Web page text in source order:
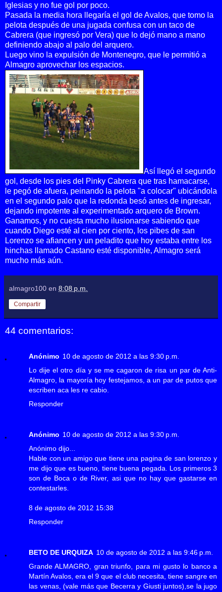
Iglesias y no fue gol por poco.
Pasada la media hora llegaría el gol de Avalos, que tomo la
pelota después de una jugada confusa con un taco de
Cabrera (que ingresó por Vera) que lo dejó mano a mano
definiendo abajo al palo del arquero.
Luego vino la expulsión de Montenegro, que le permitió a
Almagro aprovechar los espacios.
Así llegó el segundo
gol, desde los pies del Pinky Cabrera que tras hamacarse,
le pegó de afuera, peinando la pelota "a colocar" ubicándola
en el segundo palo que la redonda besó antes de ingresar,
dejando impotente al experimentado arquero de Brown.
Ganamos, y no cuesta mucho ilusionarse sabiendo que
cuando Diego esté al cien por ciento, los pibes de san
Lorenzo se afiancen y un peladito que hoy estaba entre los
hinchas llamado Castano esté disponible, Almagro será
mucho más aún.
almagro100 en 8:08 p.m.
Compartir
44 comentarios:
Anónimo 10 de agosto de 2012 a las 9:30 p.m.
Lo dije el otro día y se me cagaron de risa un par de Anti-
Almagro, la mayoría hoy festejamos, a un par de putos que
escriben aca les re cabio.
Responder
Anónimo 10 de agosto de 2012 a las 9:30 p.m.
Anónimo dijo...
Hable con un amigo que tiene una pagina de san lorenzo y
me dijo que es bueno, tiene buena pegada. Los primeros 3
son de Boca o de River, asi que no hay que gastarse en
contestarles.
8 de agosto de 2012 15:38
Responder
BETO DE URQUIZA 10 de agosto de 2012 a las 9:46 p.m.
Grande ALMAGRO, gran triunfo, para mi gusto lo banco a
Martín Avalos, era el 9 que el club necesita, tiene sangre en
las venas, (vale más que Becerra y Giusti juntos),se la jugo